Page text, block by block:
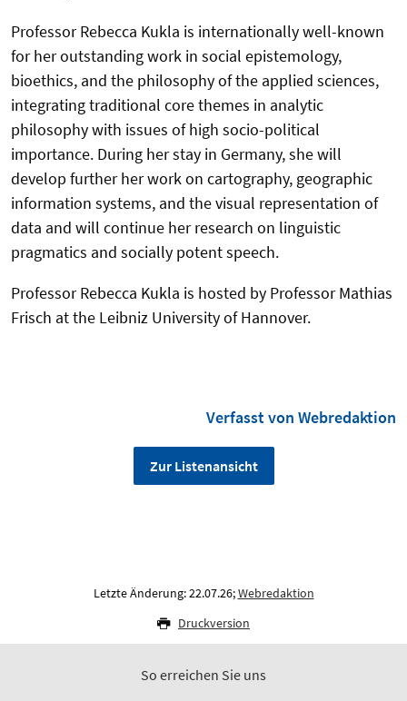
Professor Rebecca Kukla is internationally well-known
for her outstanding work in social epistemology,
bioethics, and the philosophy of the applied sciences,
integrating traditional core themes in analytic
philosophy with issues of high socio-political
importance. During her stay in Germany, she will
develop further her work on cartography, geographic
information systems, and the visual representation of
data and will continue her research on linguistic
pragmatics and socially potent speech.
Professor Rebecca Kukla is hosted by Professor Mathias
Frisch at the Leibniz University of Hannover.
Verfasst von Webredaktion
Zur Listenansicht
Letzte Änderung: 22.07.26;Webredaktion
Druckversion
So erreichen Sie uns